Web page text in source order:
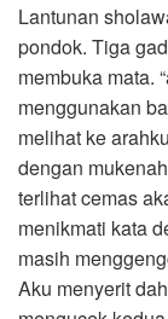
Lantunan
pondok. Tiga
membuka mata.
menggunakan
melihat ke
dengan
terlihat cemas
menikmati kata
masih
Aku menyerit